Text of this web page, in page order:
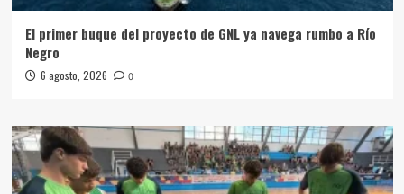
El primer buque del proyecto de GNL ya navega rumbo a Río
Negro
6 agosto, 2026 0